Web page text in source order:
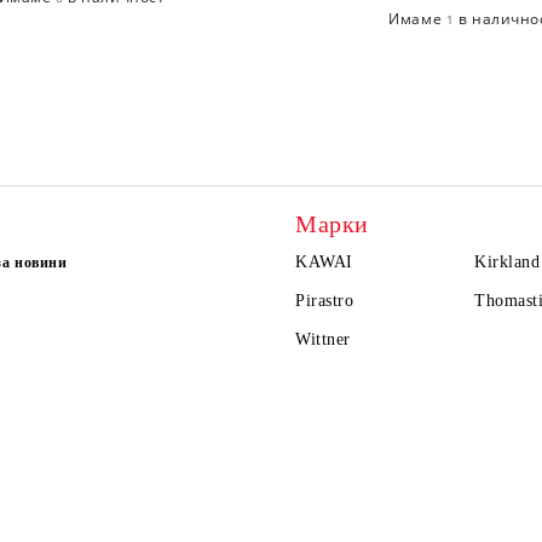
Имаме 1 в
новини
Марки
KAWAI Kirkland
Pirastro
Wittner